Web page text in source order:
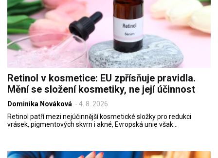
Retinol v kosmetice: EU zpřísňuje pravidla.
Mění se složení kosmetiky, ne její účinnost
Dominika Nováková - 4. 8. 2026
Retinol patří mezi nejúčinnější kosmetické složky pro redukci
vrásek, pigmentových skvrn i akné, Evropská unie však…